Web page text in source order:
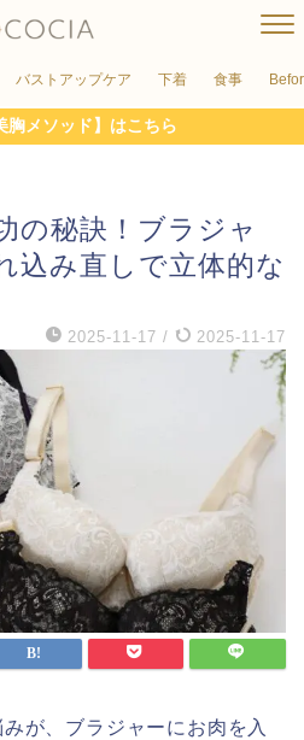
バストアップケア 下着 食事
胸メソッド】はこちら
の秘訣！ブラジャ
込み直しで立体的な
2025-11-17 / 2025-11-17
が、ブラジャーにお肉を入